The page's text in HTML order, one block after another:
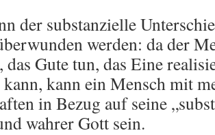
der substanzielle
werden: da der
das Gute tun, das Eine
kann, kann ein Mensch mit
in Bezug auf seine
wahrer Gott sein.